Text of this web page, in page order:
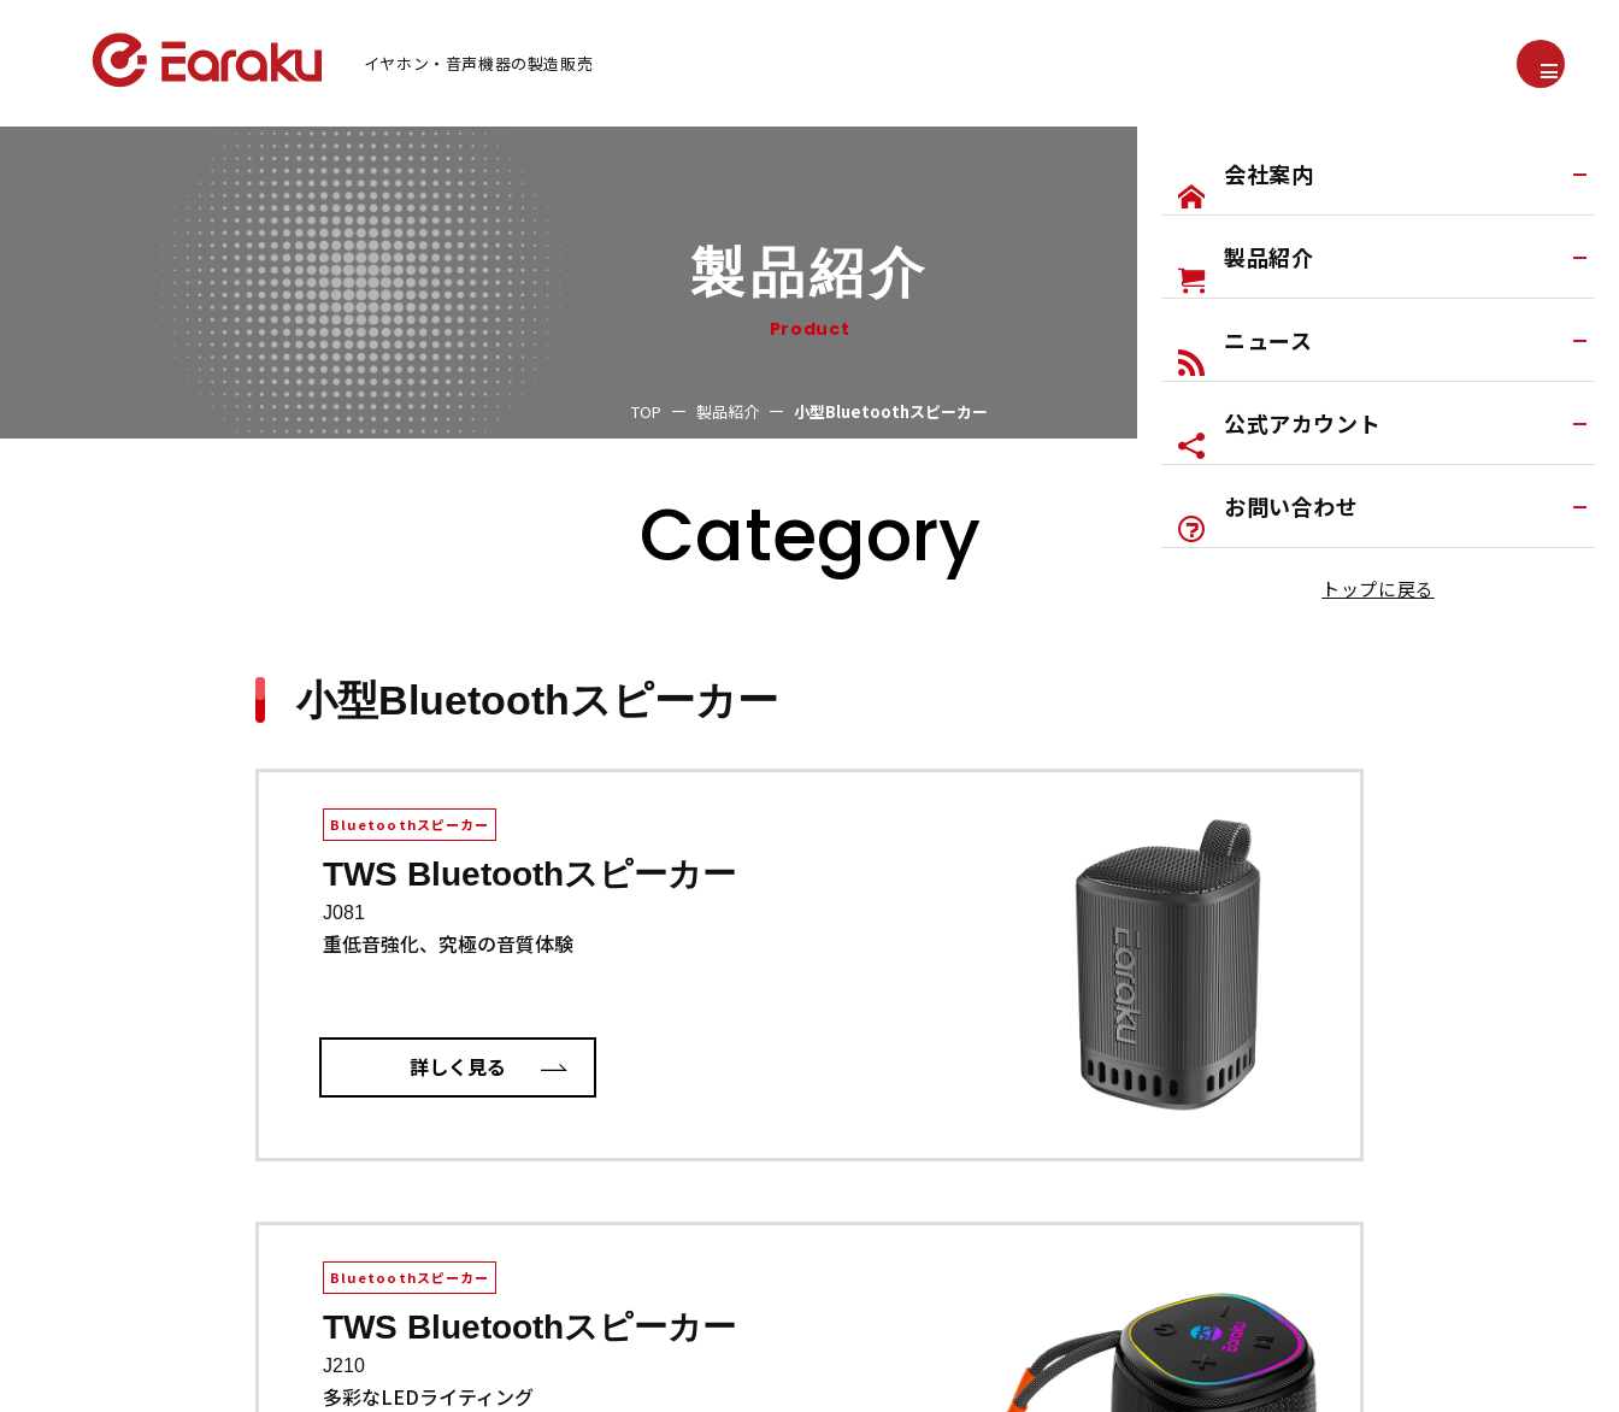
イヤホン・音声機器の製造販売
会社案内
会社案内TOP
Earakuとは
研究・開発
製品紹介
すべての製品
ヘッドセット
イヤカフ式イヤホン
ワイヤレスヘッドホン
左右一体型イヤホン
マイク脱着式イヤホン
ミニスピーカー
小型スピーカー
高出力スピーカー
ニュース
ブログ
お知らせ
公式アカウント
公式LINEアカウント
お問い合わせ
トップに戻る
製品紹介
Product
TOP 製品紹介 小型Bluetoothスピーカー
Category
小型Bluetoothスピーカー
Bluetoothスピーカー
TWS Bluetoothスピーカー
J081
重低音強化、究極の音質体験
詳しく見る
Bluetoothスピーカー
TWS Bluetoothスピーカー
J210
多彩なLEDライティング